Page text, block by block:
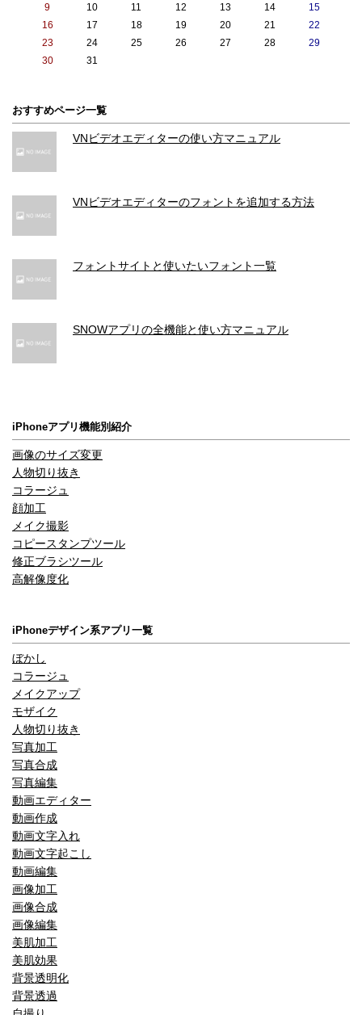
9
10 11 12 13 14
15
16
17 18 19 20 21
22
23
24 25 26 27 28
29
30
31
おすすめページ一覧
VNビデオエディターの使い方マニュアル
VNビデオエディターのフォントを追加する方法
フォントサイトと使いたいフォント一覧
SNOWアプリの全機能と使い方マニュアル
iPhoneアプリ機能別紹介
画像のサイズ変更
人物切り抜き
コラージュ
顔加工
メイク撮影
コピースタンプツール
修正ブラシツール
高解像度化
iPhoneデザイン系アプリ一覧
ぼかし
コラージュ
メイクアップ
モザイク
人物切り抜き
写真加工
写真合成
写真編集
動画エディター
動画作成
動画文字入れ
動画文字起こし
動画編集
画像加工
画像合成
画像編集
美肌加工
美肌効果
背景透明化
背景透過